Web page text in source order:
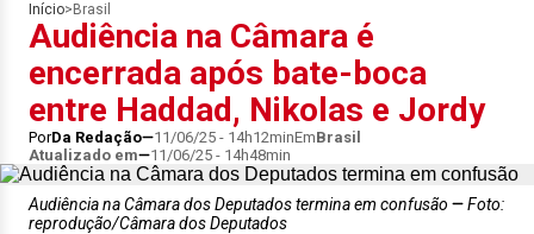
Início> Brasil
Audiência na Câmara é
encerrada após bate-boca
entre Haddad, Nikolas e Jordy
PorDa Redação 11/06/25 - 14h12minEmBrasil
Atualizado em
11/06/25 - 14h48min
Audiência na Câmara dos Deputados termina em confusão
Foto:
reprodução/Câmara dos Deputados